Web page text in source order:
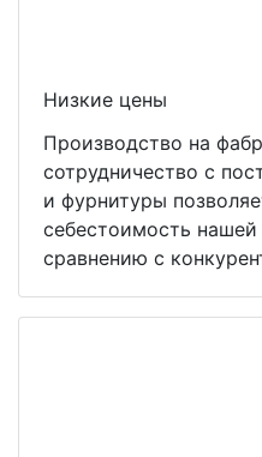
Низкие цены
Производство на
сотрудничество с
и фурнитуры
себестоимость
сравнению с